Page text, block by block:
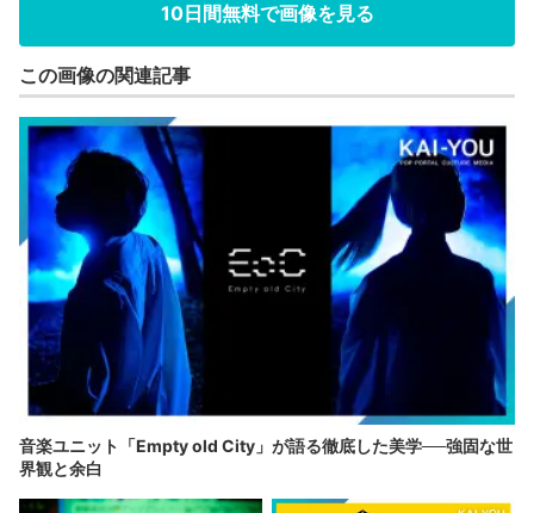
10日間無料で画像を見る
この画像の関連記事
音楽ユニット「Empty old City」が語る徹底した美学──強固な世
界観と余白